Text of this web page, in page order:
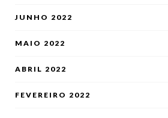
JUNHO 2022
MAIO 2022
ABRIL 2022
FEVEREIRO 2022